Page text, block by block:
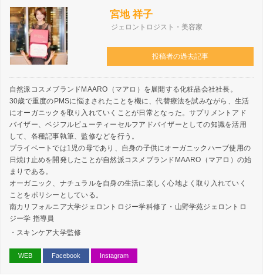
宮地 祥子
ジェロントロジスト・美容家
投稿者の過去記事
自然派コスメブランドMAARO（マアロ）を展開する化粧品会社社長。
30歳で重度のPMSに悩まされたことを機に、代替療法を試みながら、生活
にオーガニックを取り入れていくことが日常となった。サプリメントアド
バイザー、ベジフルビューティーセルフアドバイザーとしての知識を活用
して、各種記事執筆、監修などを行う。
プライベートでは1児の母であり、自身の子供にオーガニックハーブ使用の
日焼け止めを開発したことが自然派コスメブランドMAARO（マアロ）の始
まりである。
オーガニック、ナチュラルを自身の生活に楽しく心地よく取り入れていく
ことをポリシーとしている。
南カリフォルニア大学ジェロントロジー学科修了・山野学苑ジェロントロ
ジー学 指導員
・スキンケア大学監修
WEB Facebook Instagram